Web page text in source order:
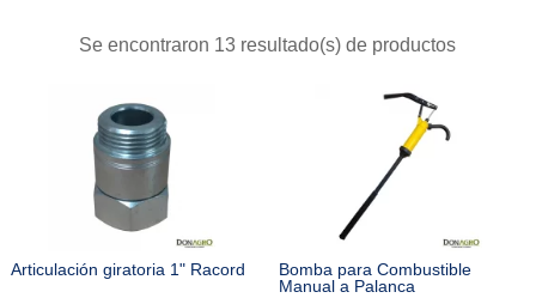
Se encontraron 13 resultado(s) de productos
Articulación giratoria 1" Racord
Bomba para Combustible
Manual a Palanca